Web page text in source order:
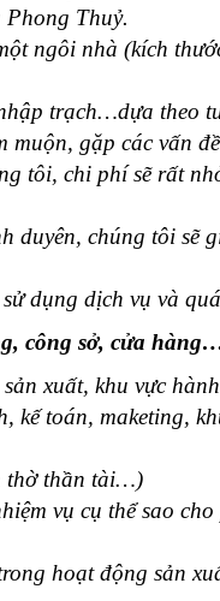
Thuỷ.
ngôi nhà (kích
trạch…dựa theo
gặp các vấn
tôi, chi phí sẽ rất
chúng tôi sẽ
dụng dịch vụ và
công sở, cửa
xuất, khu vực
kế toán, maketing,
thờ thần tài…)
vụ cụ thể sao
hoạt động sản